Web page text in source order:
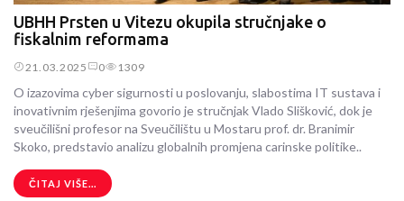
UBHH Prsten u Vitezu okupila stručnjake o
fiskalnim reformama
21.03.2025 0 1309
O izazovima cyber sigurnosti u poslovanju, slabostima IT sustava i
inovativnim rješenjima govorio je stručnjak Vlado Slišković, dok je
sveučilišni profesor na Sveučilištu u Mostaru prof. dr. Branimir
Skoko, predstavio analizu globalnih promjena carinske politike..
ČITAJ VIŠE...